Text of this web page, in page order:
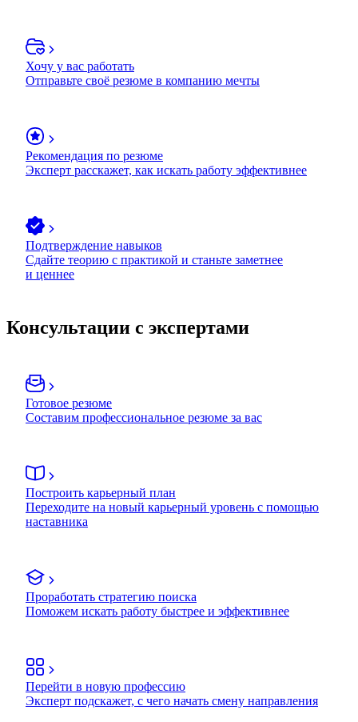
Хочу у вас работать
Отправьте своё резюме в компанию мечты
Рекомендация по резюме
Эксперт расскажет, как искать работу эффективнее
Подтверждение навыков
Сдайте теорию с практикой и станьте заметнее
и ценнее
Консультации с экспертами
Готовое резюме
Составим профессиональное резюме за вас
Построить карьерный план
Переходите на новый карьерный уровень с помощью
наставника
Проработать стратегию поиска
Поможем искать работу быстрее и эффективнее
Перейти в новую профессию
Эксперт подскажет, с чего начать смену направления